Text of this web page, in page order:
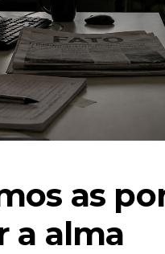
as
a alma